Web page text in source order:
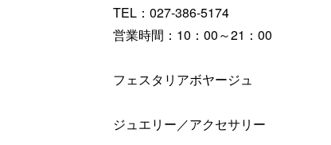
TEL：027-386-5174
営業時間：10：00～21：00
フェスタリアボヤージュ
ジュエリー／アクセサリー